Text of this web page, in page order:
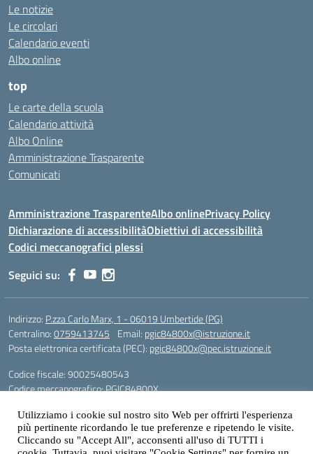
Le notizie
Le circolari
Calendario eventi
Albo online
top
Le carte della scuola
Calendario attività
Albo Online
Amministrazione Trasparente
Comunicati
Amministrazione TrasparenteAlbo onlinePrivacy Policy
Dichiarazione di accessibilitàObiettivi di accessibilità
Codici meccanografici plessi
Seguici su:
Indirizzo: P.zza Carlo Marx, 1 - 06019 Umbertide (PG)
Centralino:0759413745 Email: pgic84800x@istruzione.it
Posta elettronica certificata (PEC): pgic84800x@pec.istruzione.it
Codice fiscale: 90025480543
Codice meccanografico:PGIC84800X
Gestione sito web: prof. Paolo Chitarrai
Utilizziamo i cookie sul nostro sito Web per offrirti l'esperienza
più pertinente ricordando le tue preferenze e ripetendo le visite.
Cliccando su "Accept All", acconsenti all'uso di TUTTI i